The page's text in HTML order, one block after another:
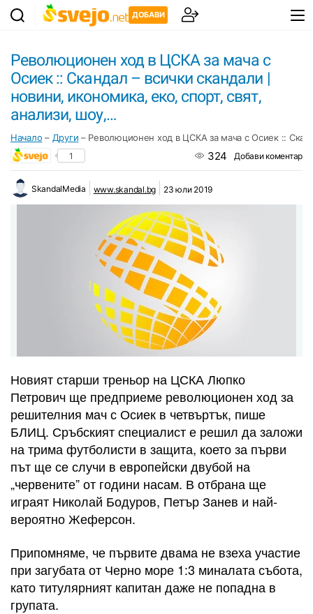
ДОБАВИ
Революционен ход в ЦСКА за мача с
Осиек :: Скандал – всички скандали |
новини, икономика, еко, спорт, свят,
анализи, шоу,…
Начало – Други – Революционен ход в ЦСКА за мача с Осиек ::
1 324 Добави коментар
SkandalMedia www.skandal.bg 23 юли 2019
Новият старши треньор на ЦСКА Люпко
Петрович ще предприеме революционен ход за
решителния мач с Осиек в четвъртък, пише
БЛИЦ. Сръбският специалист е решил да заложи
на трима футболисти в защита, което за първи
път ще се случи в европейски двубой на
„червените” от години насам. В отбрана ще
играят Николай Бодуров, Петър Занев и най-
вероятно Жеферсон.
Припомняме, че първите двама не взеха участие
при загубата от Черно море 1:3 миналата събота,
като титулярният капитан даже не попадна в
групата.